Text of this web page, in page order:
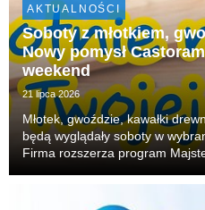
AKTUALNOŚCI
Soboty z młotkiem,
Nowy pomysł
weekend
21 lipca 2026
Młotek, gwoździe, kawałki
będą wyglądały soboty w
Firma rozszerza program
budować, skręcać i tworzyć